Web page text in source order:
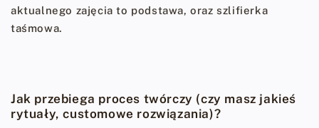
aktualnego zajęcia to podstawa, oraz szlifierka
taśmowa.
Jak przebiega proces twórczy (czy masz jakieś
rytuały, customowe rozwiązania)?